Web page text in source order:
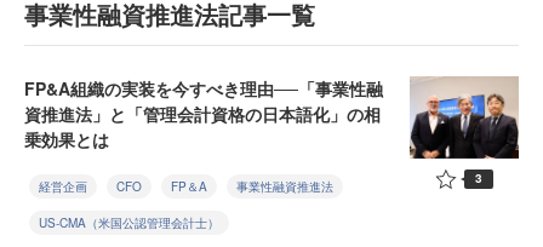
事業性融資推進法記事一覧
FP&A組織の実装を今すべき理由──「事業性融
資推進法」と「管理会計資格の日本語化」の相
乗効果とは
経営企画 CFO FP＆A 事業性融資推進法
US-CMA（米国公認管理会計士）
3